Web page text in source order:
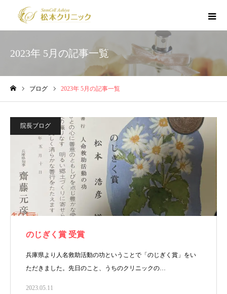
2023年 5月の記事一覧
ブログ 2023年 5月の記事一覧
院長ブログ
のじぎく賞 受賞
兵庫県より人名救助活動の功ということで「のじぎく賞」をい
ただきました。先日のこと、うちのクリニックの…
2023.05.11